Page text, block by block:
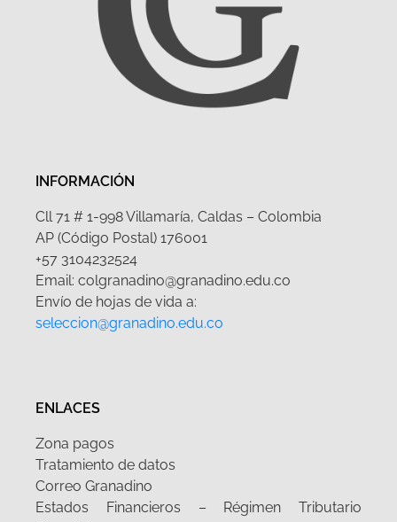
INFORMACIÓN
Cll 71 # 1-998 Villamaría, Caldas – Colombia
AP (Código Postal) 176001
+57 3104232524
Email: colgranadino@granadino.edu.co
Envío de hojas de vida a:
seleccion@granadino.edu.co
ENLACES
Zona pagos
Tratamiento de datos
Correo Granadino
Estados Financieros – Régimen Tributario